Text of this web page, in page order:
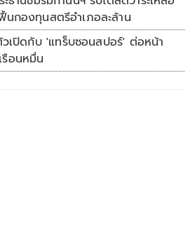
กองทุนสตรีอำเภอละล้าน
เปิดกับ 'แทร็บซอนสปอร์' ต่อหน้า
อนหมื่น